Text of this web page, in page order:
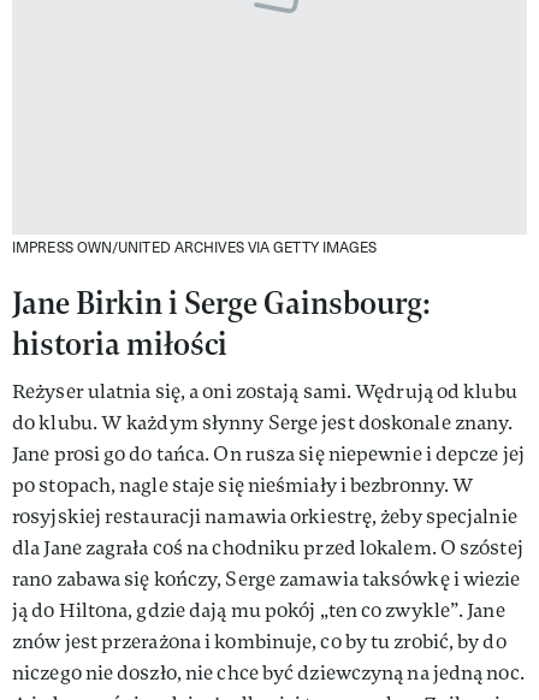
IMPRESS OWN/UNITED ARCHIVES VIA GETTY IMAGES
Jane Birkin i Serge Gainsbourg:
historia miłości
Reżyser ulatnia się, a oni zostają sami. Wędrują od klubu
do klubu. W każdym słynny Serge jest doskonale znany.
Jane prosi go do tańca. On rusza się niepewnie i depcze jej
po stopach, nagle staje się nieśmiały i bezbronny. W
rosyjskiej restauracji namawia orkiestrę, żeby specjalnie
dla Jane zagrała coś na chodniku przed lokalem. O szóstej
rano zabawa się kończy, Serge zamawia taksówkę i wiezie
ją do Hiltona, gdzie dają mu pokój „ten co zwykle”. Jane
znów jest przerażona i kombinuje, co by tu zrobić, by do
niczego nie doszło, nie chce być dziewczyną na jedną noc.